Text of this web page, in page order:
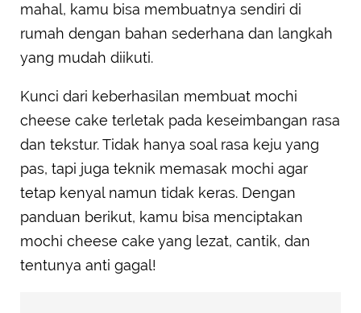
mahal, kamu bisa membuatnya sendiri di
rumah dengan bahan sederhana dan langkah
yang mudah diikuti.
Kunci dari keberhasilan membuat mochi
cheese cake terletak pada keseimbangan rasa
dan tekstur. Tidak hanya soal rasa keju yang
pas, tapi juga teknik memasak mochi agar
tetap kenyal namun tidak keras. Dengan
panduan berikut, kamu bisa menciptakan
mochi cheese cake yang lezat, cantik, dan
tentunya anti gagal!